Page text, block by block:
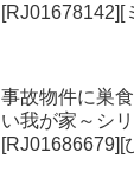
[RJ01678142][
事故物件に巣
い我が家～シ
[RJ01686679][